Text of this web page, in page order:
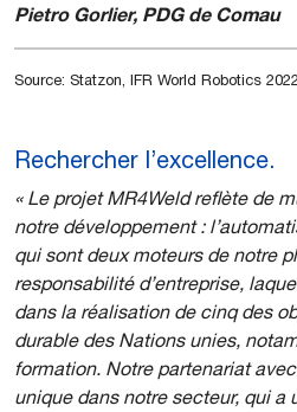
Pietro Gorlier, PDG de Comau
Source: Statzon, IFR World Robotics
Rechercher l’excellence.
« Le projet MR4Weld reflète de
notre développement :
qui sont deux moteurs de notre
responsabilité d’entreprise,
dans la réalisation de cinq des
durable des Nations unies,
formation. Notre partenariat
unique dans notre secteur, qui a